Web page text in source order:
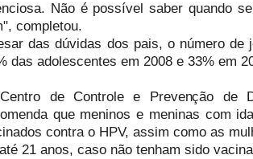
Não é possível saber quando
completou.
das dúvidas dos pais, o número de
das adolescentes em 2008 e 33% em
de Controle e Prevenção de
que meninos e meninas com
contra o HPV, assim como as
21 anos, caso não tenham sido